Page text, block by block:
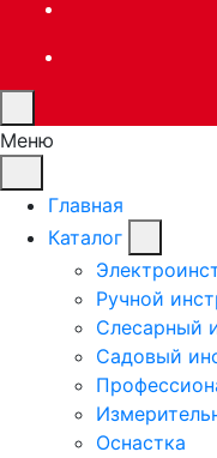
Меню
Главная
Каталог
Ручной
Слесарный
Садовый
Оснастка